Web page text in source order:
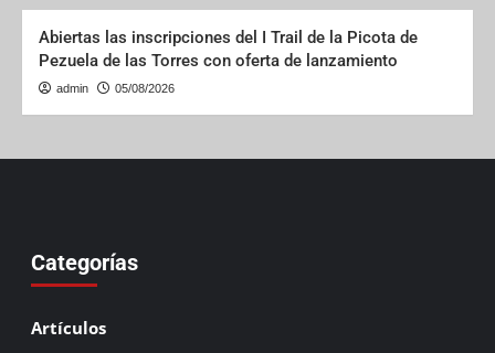
Abiertas las inscripciones del I Trail de la Picota de
Pezuela de las Torres con oferta de lanzamiento
admin 05/08/2026
Categorías
Artículos